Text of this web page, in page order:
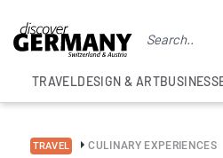
TRAVELDESIGN & ARTBUSINESS
TRAVEL CULINARY EXPERIENCES